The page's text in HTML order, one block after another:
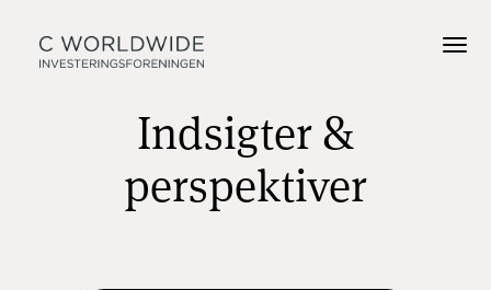
Indsigter &
perspektiver